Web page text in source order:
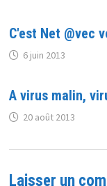
C'est Net @vec
6 juin 2013
A virus malin,
20 août 2013
Laisser un